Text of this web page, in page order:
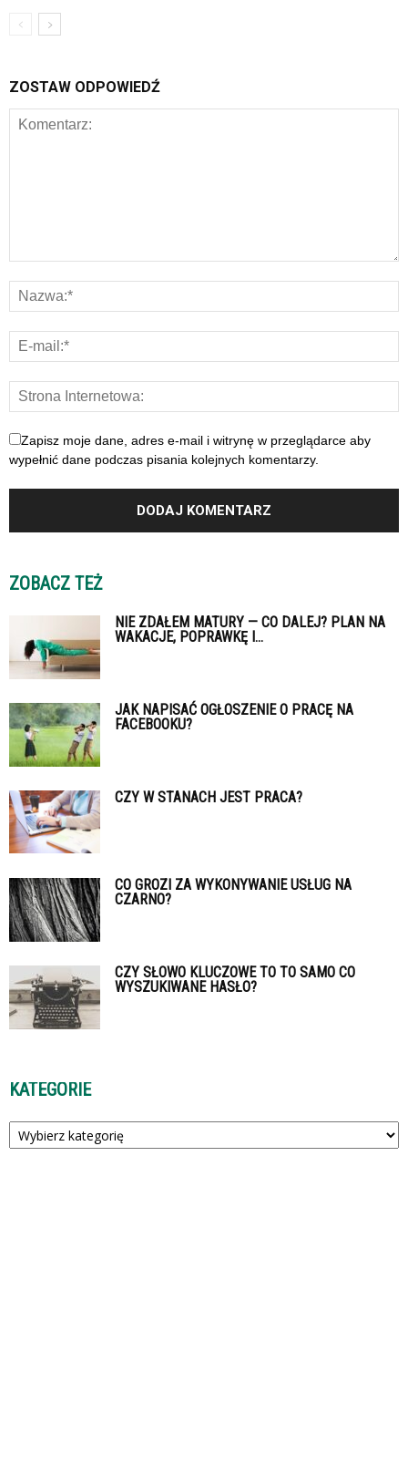
ZOSTAW ODPOWIEDŹ
Zapisz moje dane, adres e-mail i witrynę w przeglądarce aby
wypełnić dane podczas pisania kolejnych komentarzy.
ZOBACZ TEŻ
NIE ZDAŁEM MATURY — CO DALEJ? PLAN NA
WAKACJE, POPRAWKĘ I...
JAK NAPISAĆ OGŁOSZENIE O PRACĘ NA
FACEBOOKU?
CZY W STANACH JEST PRACA?
CO GROZI ZA WYKONYWANIE USŁUG NA
CZARNO?
CZY SŁOWO KLUCZOWE TO TO SAMO CO
WYSZUKIWANE HASŁO?
KATEGORIE
Kategorie